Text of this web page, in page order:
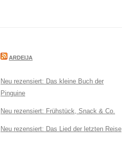
ARDEIJA
Neu rezensiert: Das kleine Buch der
Pinguine
Neu rezensiert: Frühstück, Snack & Co.
Neu rezensiert: Das Lied der letzten Reise